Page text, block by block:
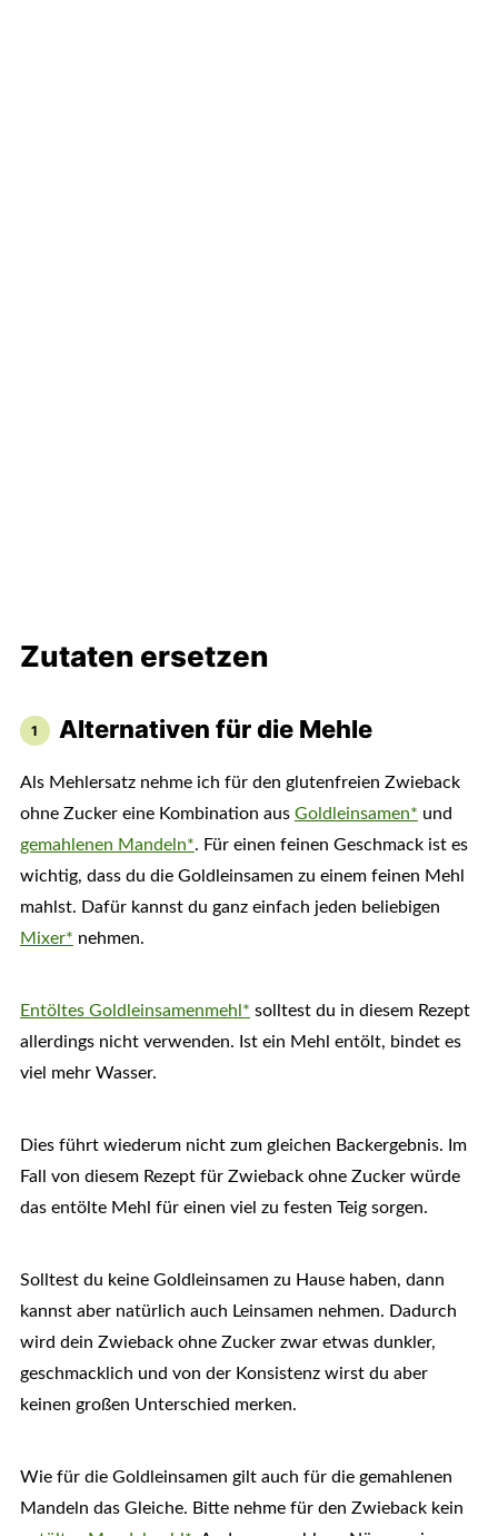
Zutaten ersetzen
Alternativen für die Mehle
Als Mehlersatz nehme ich für den glutenfreien Zwieback
ohne Zucker eine Kombination aus Goldleinsamen* und
gemahlenen Mandeln*. Für einen feinen Geschmack ist es
wichtig, dass du die Goldleinsamen zu einem feinen Mehl
mahlst. Dafür kannst du ganz einfach jeden beliebigen
Mixer* nehmen.
Entöltes Goldleinsamenmehl* solltest du in diesem Rezept
allerdings nicht verwenden. Ist ein Mehl entölt, bindet es
viel mehr Wasser.
Dies führt wiederum nicht zum gleichen Backergebnis. Im
Fall von diesem Rezept für Zwieback ohne Zucker würde
das entölte Mehl für einen viel zu festen Teig sorgen.
Solltest du keine Goldleinsamen zu Hause haben, dann
kannst aber natürlich auch Leinsamen nehmen. Dadurch
wird dein Zwieback ohne Zucker zwar etwas dunkler,
geschmacklich und von der Konsistenz wirst du aber
keinen großen Unterschied merken.
Wie für die Goldleinsamen gilt auch für die gemahlenen
Mandeln das Gleiche. Bitte nehme für den Zwieback kein